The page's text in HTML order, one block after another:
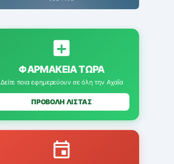
ΦΑΡΜΑΚΕΊΑ ΤΏΡΑ
Δείτε ποια εφημερεύουν σε όλη την Αχαΐα
ΠΡΟΒΟΛΗ ΛΙΣΤΑΣ